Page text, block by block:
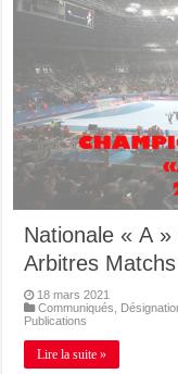
Nationale « A
Arbitres
18 mars 2021
Communiqués
Publications
Lire la suite »